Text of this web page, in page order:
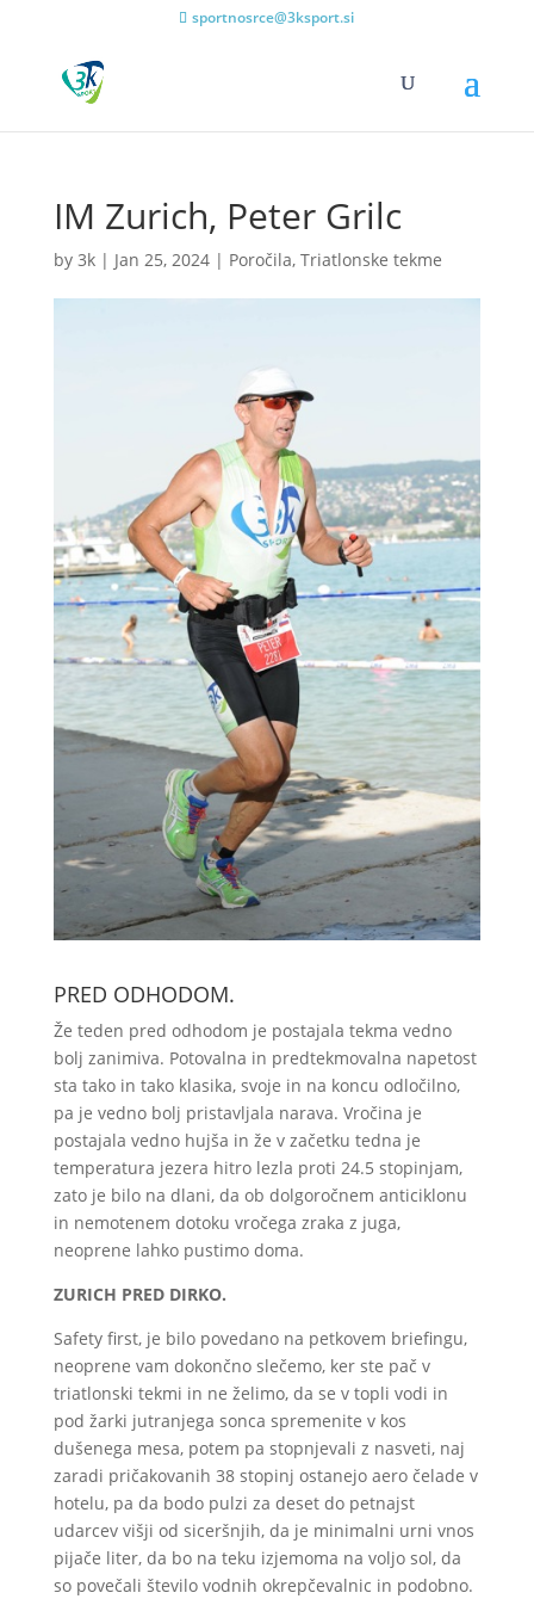
sportnosrce@3ksport.si
IM Zurich, Peter Grilc
by 3k| Jan 25, 2024| Poročila, Triatlonske tekme
PRED ODHODOM.
Že teden pred odhodom je postajala tekma vedno
bolj zanimiva. Potovalna in predtekmovalna napetost
sta tako in tako klasika, svoje in na koncu odločilno,
pa je vedno bolj pristavljala narava. Vročina je
postajala vedno hujša in že v začetku tedna je
temperatura jezera hitro lezla proti 24.5 stopinjam,
zato je bilo na dlani, da ob dolgoročnem anticiklonu
in nemotenem dotoku vročega zraka z juga,
neoprene lahko pustimo doma.
ZURICH PRED DIRKO.
Safety first, je bilo povedano na petkovem briefingu,
neoprene vam dokončno slečemo, ker ste pač v
triatlonski tekmi in ne želimo, da se v topli vodi in
pod žarki jutranjega sonca spremenite v kos
dušenega mesa, potem pa stopnjevali z nasveti, naj
zaradi pričakovanih 38 stopinj ostanejo aero čelade v
hotelu, pa da bodo pulzi za deset do petnajst
udarcev višji od siceršnjih, da je minimalni urni vnos
pijače liter, da bo na teku izjemoma na voljo sol, da
so povečali število vodnih okrepčevalnic in podobno.